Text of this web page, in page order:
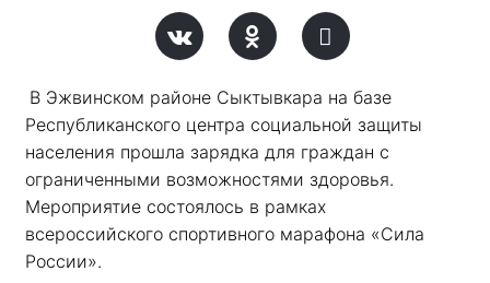
В Эжвинском районе Сыктывкара на базе
Республиканского центра социальной защиты
населения прошла зарядка для граждан с
ограниченными возможностями здоровья.
Мероприятие состоялось в рамках
всероссийского спортивного марафона «Сила
России».